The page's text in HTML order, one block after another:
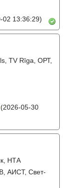
02 13:36:29)
TV Rīga, ОРТ,
(2026-05-30
НТА
АИСТ, Свет-